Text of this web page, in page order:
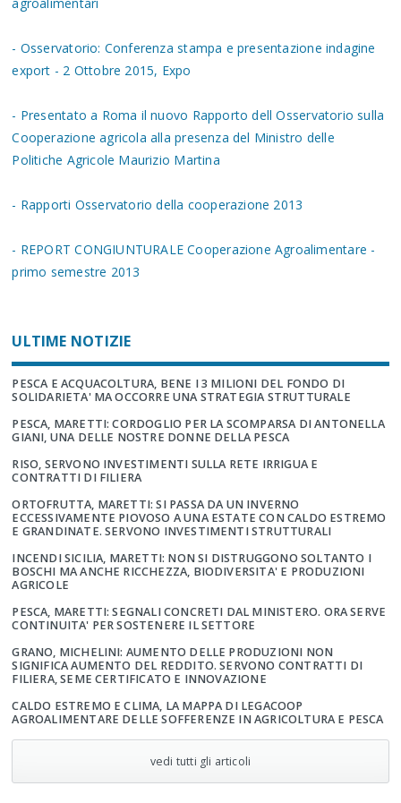
agroalimentari
- Osservatorio: Conferenza stampa e presentazione indagine
export - 2 Ottobre 2015, Expo
- Presentato a Roma il nuovo Rapporto dell Osservatorio sulla
Cooperazione agricola alla presenza del Ministro delle
Politiche Agricole Maurizio Martina
- Rapporti Osservatorio della cooperazione 2013
- REPORT CONGIUNTURALE Cooperazione Agroalimentare -
primo semestre 2013
ULTIME NOTIZIE
PESCA E ACQUACOLTURA, BENE I 3 MILIONI DEL FONDO DI
SOLIDARIETA' MA OCCORRE UNA STRATEGIA STRUTTURALE
PESCA, MARETTI: CORDOGLIO PER LA SCOMPARSA DI ANTONELLA
GIANI, UNA DELLE NOSTRE DONNE DELLA PESCA
RISO, SERVONO INVESTIMENTI SULLA RETE IRRIGUA E
CONTRATTI DI FILIERA
ORTOFRUTTA, MARETTI: SI PASSA DA UN INVERNO
ECCESSIVAMENTE PIOVOSO A UNA ESTATE CON CALDO ESTREMO
E GRANDINATE. SERVONO INVESTIMENTI STRUTTURALI
INCENDI SICILIA, MARETTI: NON SI DISTRUGGONO SOLTANTO I
BOSCHI MA ANCHE RICCHEZZA, BIODIVERSITA' E PRODUZIONI
AGRICOLE
PESCA, MARETTI: SEGNALI CONCRETI DAL MINISTERO. ORA SERVE
CONTINUITA' PER SOSTENERE IL SETTORE
GRANO, MICHELINI: AUMENTO DELLE PRODUZIONI NON
SIGNIFICA AUMENTO DEL REDDITO. SERVONO CONTRATTI DI
FILIERA, SEME CERTIFICATO E INNOVAZIONE
CALDO ESTREMO E CLIMA, LA MAPPA DI LEGACOOP
AGROALIMENTARE DELLE SOFFERENZE IN AGRICOLTURA E PESCA
vedi tutti gli articoli